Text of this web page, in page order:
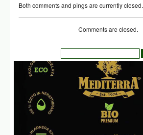
Both comments and pings are currently closed.
Comments are closed.